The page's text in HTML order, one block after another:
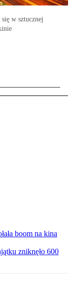
w sztucznej
boom na kina
zniknęło 600